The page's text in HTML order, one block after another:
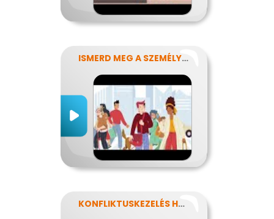
ISMERD MEG A SZEMÉLYISÉGED!
KONFLIKTUSKEZELÉS HATÉKONYAN